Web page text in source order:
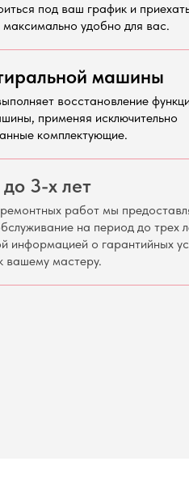
под ваш график и
максимально удобно для вас.
машины
восстановление
применяя исключительно
комплектующие.
3-х лет
работ мы
на период до трех
информацией о гарантийных
вашему мастеру.